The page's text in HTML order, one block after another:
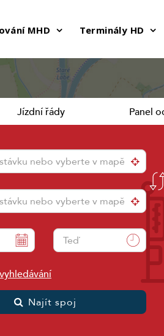
MHD Terminály HD
Jízdní řády Panel
Najít spoj